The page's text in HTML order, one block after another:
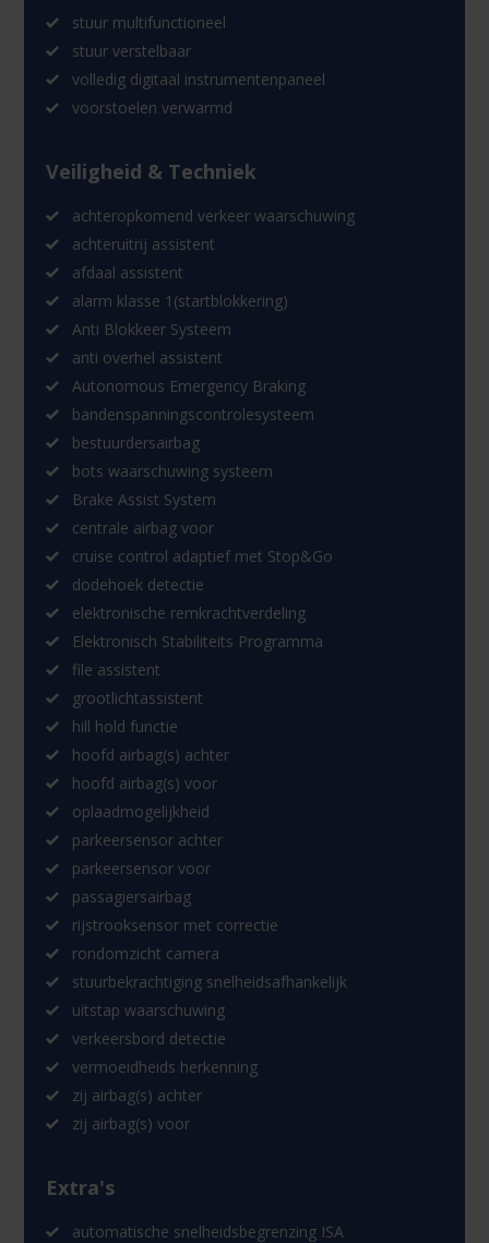
stuur multifunctioneel
stuur verstelbaar
volledig digitaal instrumentenpaneel
voorstoelen verwarmd
Veiligheid & Techniek
achteropkomend verkeer waarschuwing
achteruitrij assistent
afdaal assistent
alarm klasse 1(startblokkering)
Anti Blokkeer Systeem
anti overhel assistent
Autonomous Emergency Braking
bandenspanningscontrolesysteem
bestuurdersairbag
bots waarschuwing systeem
Brake Assist System
centrale airbag voor
cruise control adaptief met Stop&Go
dodehoek detectie
elektronische remkrachtverdeling
Elektronisch Stabiliteits Programma
file assistent
grootlichtassistent
hill hold functie
hoofd airbag(s) achter
hoofd airbag(s) voor
oplaadmogelijkheid
parkeersensor achter
parkeersensor voor
passagiersairbag
rijstrooksensor met correctie
rondomzicht camera
stuurbekrachtiging snelheidsafhankelijk
uitstap waarschuwing
verkeersbord detectie
vermoeidheids herkenning
zij airbag(s) achter
zij airbag(s) voor
Extra's
automatische snelheidsbegrenzing ISA